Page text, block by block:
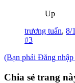
Up
trương tuấn, 8/
#3
(Bạn phải Đăng
Chia sẻ trang